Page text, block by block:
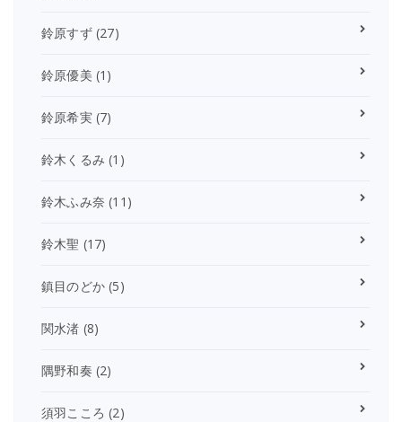
鈴原すず(27)
鈴原優美 (1)
鈴原希実(7)
鈴木くるみ (1)
鈴木ふみ奈 (11)
鈴木聖 (17)
鎮目のどか (5)
関水渚 (8)
隅野和奏 (2)
須羽こころ (2)